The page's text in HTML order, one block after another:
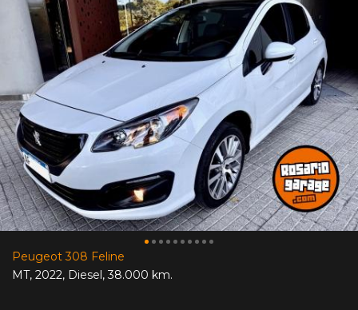
Peugeot 308 Feline
MT, 2022, Diesel,38.000 km.